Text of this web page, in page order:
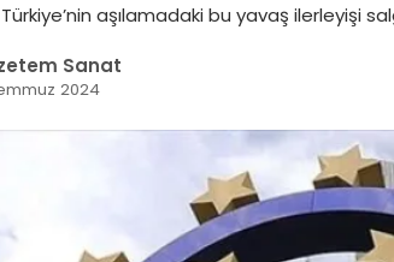
aşılamadaki bu yavaş ilerleyişi
Sanat
2024